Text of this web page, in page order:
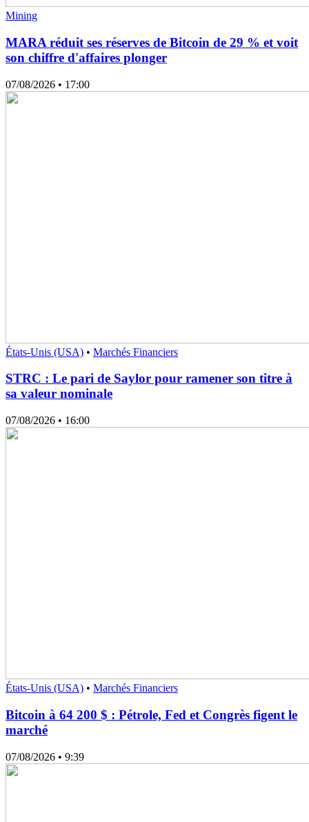
Mining
MARA réduit ses réserves de Bitcoin de 29 % et voit
son chiffre d'affaires plonger
07/08/2026 • 17:00
États-Unis (USA) • Marchés Financiers
STRC : Le pari de Saylor pour ramener son titre à
sa valeur nominale
07/08/2026 • 16:00
États-Unis (USA) • Marchés Financiers
Bitcoin à 64 200 $ : Pétrole, Fed et Congrès figent le
marché
07/08/2026 • 9:39